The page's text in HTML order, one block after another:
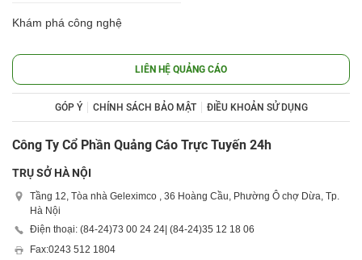
Khám phá công nghệ
LIÊN HỆ QUẢNG CÁO
GÓP Ý CHÍNH SÁCH BẢO MẬT ĐIỀU KHOẢN SỬ DỤNG
Công Ty Cổ Phần Quảng Cáo Trực Tuyến 24h
TRỤ SỞ HÀ NỘI
Tầng 12, Tòa nhà Geleximco , 36 Hoàng Cầu, Phường Ô chợ Dừa, Tp.
Hà Nội
Điện thoại: (84-24)73 00 24 24| (84-24)35 12 18 06
Fax:0243 512 1804